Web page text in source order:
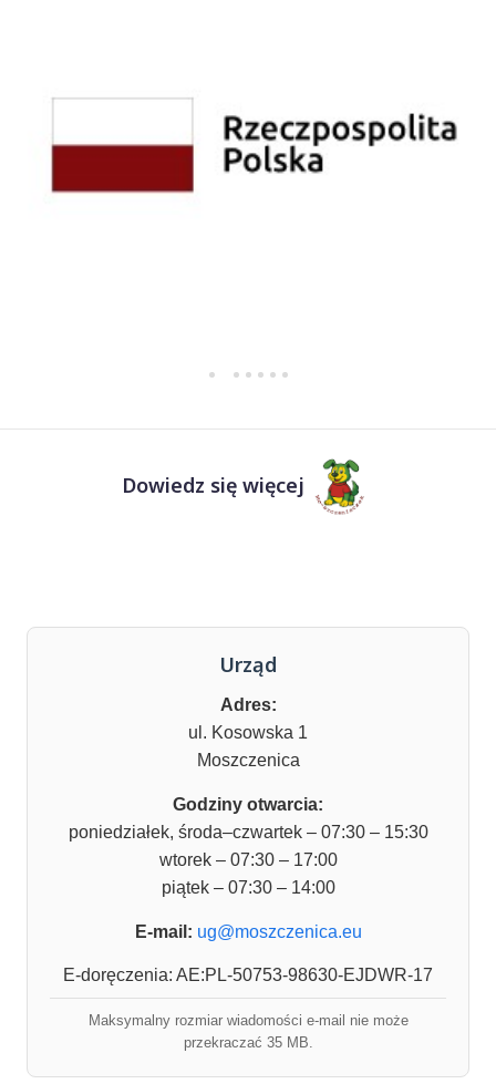
Dowiedz się więcej
Urząd
Adres:
ul. Kosowska 1
Moszczenica
Godziny otwarcia:
poniedziałek, środa–czwartek – 07:30 – 15:30
wtorek – 07:30 – 17:00
piątek – 07:30 – 14:00
E-mail: ug@moszczenica.eu
E-doręczenia: AE:PL-50753-98630-EJDWR-17
Maksymalny rozmiar wiadomości e-mail nie może
przekraczać 35 MB.